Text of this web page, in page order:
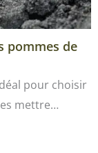
pommes de
pour choisir
mettre…